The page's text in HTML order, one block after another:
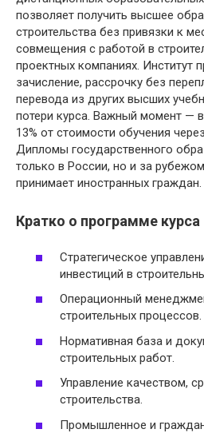
позволяет получить высшее
строительства без привязки к
совмещения с работой в
проектных компаниях. Институт
зачисление, рассрочку без
перевода из других высших
потери курса. Важный момент —
13% от стоимости обучения
Дипломы государственного
только в России, но и за
принимает иностранных граждан.
Кратко о программе курса
Стратегическое
инвестиций в
Операционный
строительных процессов.
Нормативная база и
строительных работ.
Управление качеством,
строительства.
Промышленное и